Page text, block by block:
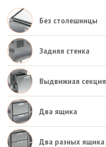
Без столешницы
Задняя стенка
Выдвижная секция
Два ящика
Два разных ящика